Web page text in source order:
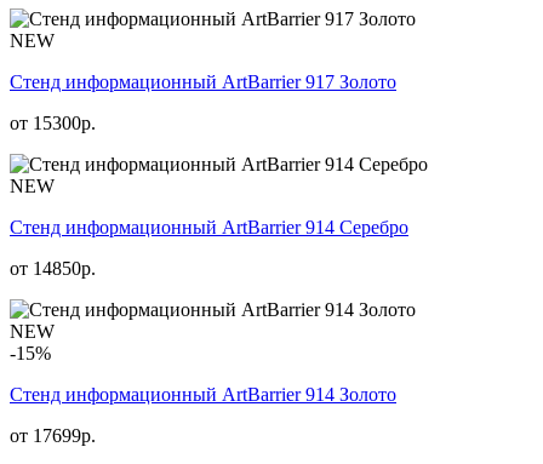
NEW
Стенд информационный АrtBarrier 917 Золото
от 15300р.
NEW
Стенд информационный АrtBarrier 914 Серебро
от 14850р.
NEW
-15%
Стенд информационный АrtBarrier 914 Золото
от 17699р.